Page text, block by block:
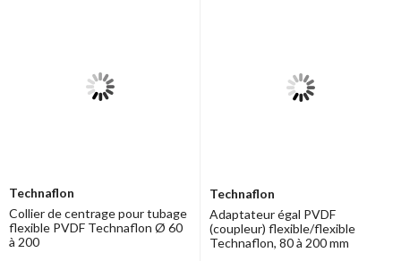
Technaflon
Collier de centrage pour tubage
flexible PVDF Technaflon Ø 60
à 200
Technaflon
Adaptateur égal PVDF
(coupleur) flexible/flexible
Technaflon, 80 à 200 mm